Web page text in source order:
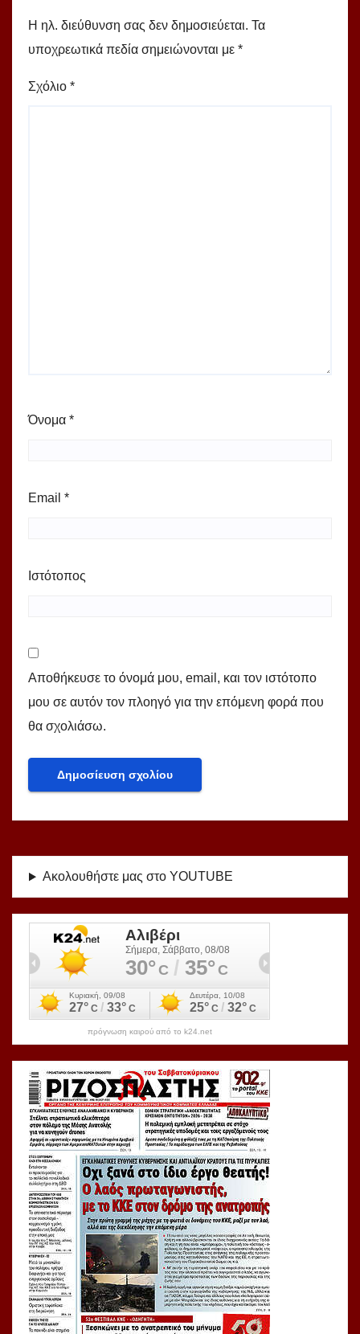
Η ηλ. διεύθυνση σας δεν δημοσιεύεται. Τα
υποχρεωτικά πεδία σημειώνονται με *
Σχόλιο *
Όνομα *
Email *
Ιστότοπος
Αποθήκευσε το όνομά μου, email, και τον ιστότοπο
μου σε αυτόν τον πλοηγό για την επόμενη φορά που
θα σχολιάσω.
Ακολουθήστε μας στο YOUTUBE
πρόγνωση καιρού από το k24.net